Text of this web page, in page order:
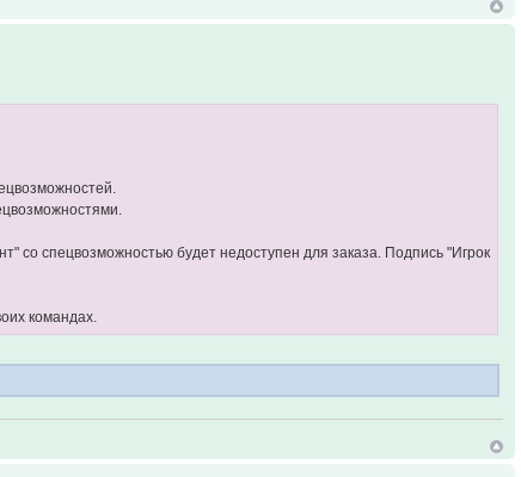
со спецвозможностью будет недоступен для заказа. Подпись "Игрок
командах.